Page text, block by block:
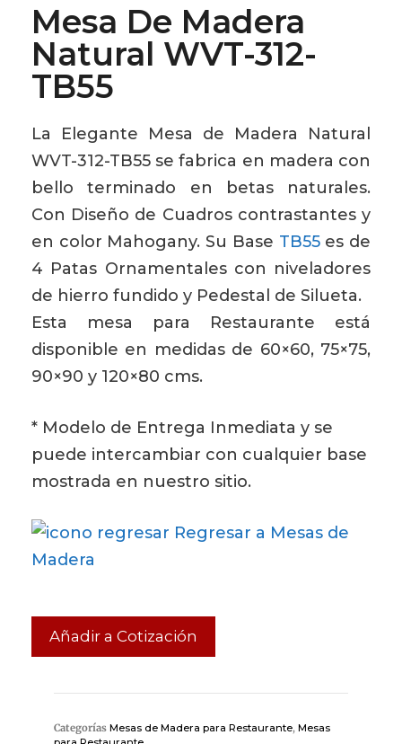
Mesa De Madera
Natural WVT-312-
TB55
La Elegante Mesa de Madera Natural
WVT-312-TB55 se fabrica en madera con
bello terminado en betas naturales.
Con Diseño de Cuadros contrastantes y
en color Mahogany. Su Base TB55es de
4 Patas Ornamentales con niveladores
de hierro fundido y Pedestal de Silueta.
Esta mesa para Restaurante está
disponible en medidas de 60×60, 75×75,
90×90 y 120×80 cms.
* Modelo de Entrega Inmediata y se
puede intercambiar con cualquier base
mostrada en nuestro sitio.
Regresar a Mesas de
Madera
Añadir a Cotización
Categorías Mesas de Madera para Restaurante, Mesas